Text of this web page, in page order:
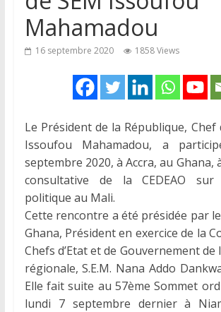
Mahamadou
16 septembre 2020 1858 Views
Le Président de la République, Chef
Issoufou Mahamadou, a
septembre 2020, à Accra, au Ghana,
consultative de la CEDEAO
politique au Mali.
Cette rencontre a été présidée par
Ghana, Président en exercice de la
Chefs d’Etat et de Gouvernement de
régionale, S.E.M. Nana Addo
Elle fait suite au 57ème Sommet
lundi 7 septembre dernier à